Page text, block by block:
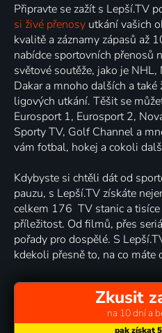
Připravte se zažít s Lepší.TV
si živé přenosy utkání vašich
kvalitě a záznamy zápasů až
nabídce sportovních přenosů
světové soutěže, jako je
Dakar a mnoho dalších a také
ligových utkání. Těšit se
Eurosport 1, Eurosport 2,
Sporty TV, Golf Channel a
vám fotbal, hokej a cokoli
Kdybyste si chtěli dát od
pauzu, s Lepší.TV získáte
celkem 176 TV stanic a tisíce
příležitost. Od filmů, přes
pořady pro dospělé. S
kdekoli přesně to, na co máte
Zkusit
na 10 dní a